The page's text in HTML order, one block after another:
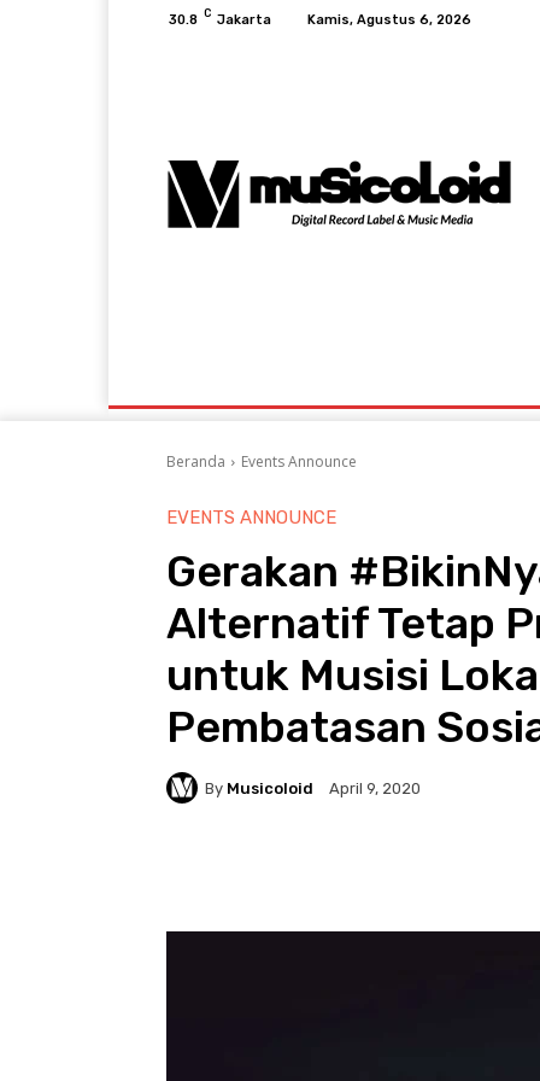
30.8 C Jakarta Kamis, Agustus 6, 2026
Beranda Events Announce
EVENTS ANNOUNCE
Gerakan
Alternatif Tetap
untuk Musisi
Pembatasan
By Musicoloid April 9, 2020